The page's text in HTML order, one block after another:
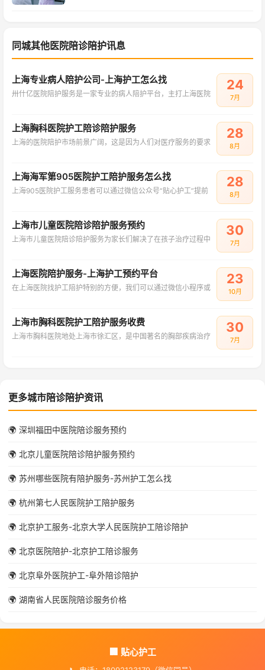
同城其他医院陪诊陪护讯息
上海专业病人陪护公司-上海护工怎么找
卅什亿医院陪护服务是一家专业的病人陪护平台，主打上海医院
24
7月
上海胸科医院护工陪诊陪护服务
上海的医院陪护市场前景广阔，这是因为人们对医疗服务的要求
28
8月
上海海军第905医院护工陪护服务怎么找
上海905医院护工服务患者可以通过微信公众号“贴心护工”提前
28
8月
上海市儿童医院陪诊陪护服务预约
上海市儿童医院陪诊陪护服务为家长们解决了在孩子治疗过程中
30
7月
上海医院陪护服务-上海护工预约平台
在上海医院找护工陪护特别的方便，我们可以通过微信小程序或
23
10月
上海市胸科医院护工陪护服务收费
上海市胸科医院地处上海市徐汇区，是中国著名的胸部疾病治疗
30
7月
更多城市陪诊陪护资讯
🌍 深圳福田中医院陪诊服务预约
🌍 北京儿童医院陪诊陪护服务预约
🌍 苏州哪些医院有陪护服务-苏州护工怎么找
🌍 杭州第七人民医院护工陪护服务
🌍 北京护工服务-北京大学人民医院护工陪诊陪护
🌍 北京医院陪护-北京护工陪诊服务
🌍 北京阜外医院护工-阜外陪诊陪护
🌍 湖南省人民医院陪诊服务价格
🏢 贴心护工